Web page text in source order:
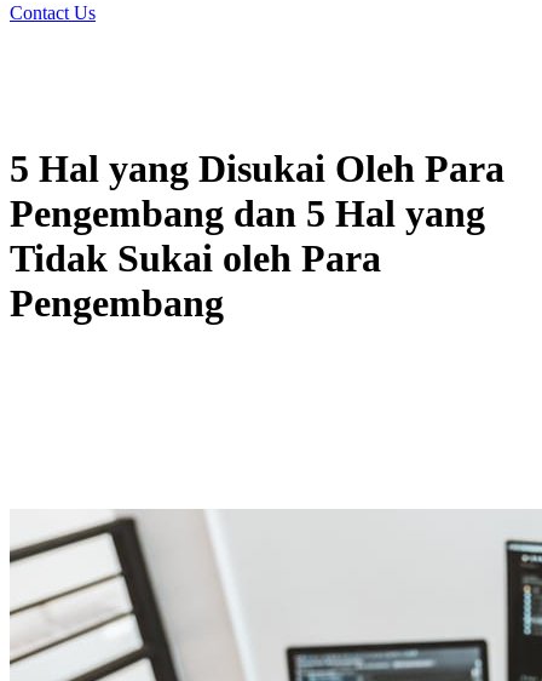
Contact Us
5 Hal yang Disukai Oleh Para
Pengembang dan 5 Hal yang
Tidak Sukai oleh Para
Pengembang